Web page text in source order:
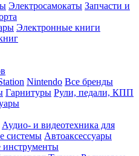
Электросамокаты Запчасти и
Электронные книги
Nintendo Все бренды
Гарнитуры Рули, педали, КПП
Аудио- и видеотехника для
системы Автоаксессуары